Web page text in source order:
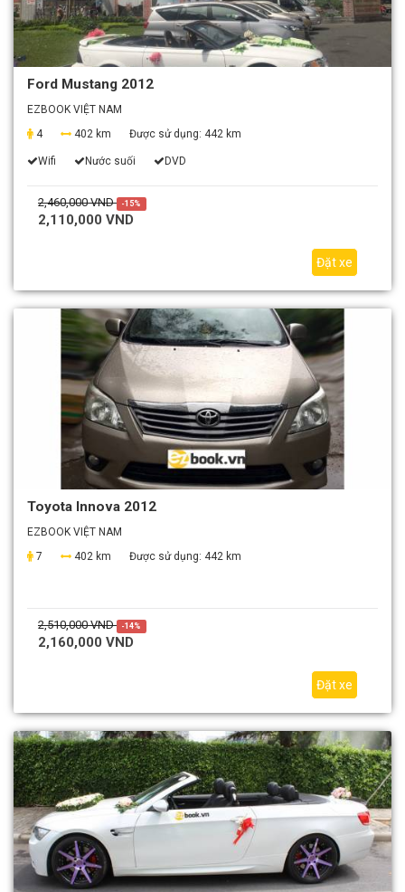
Ford Mustang 2012
EZBOOK VIỆT NAM
4
402 km Được sử dụng: 442 km
Wifi Nước suối DVD
2,460,000 VND -15%
2,110,000 VND
Đặt xe
Toyota Innova 2012
EZBOOK VIỆT NAM
7
402 km Được sử dụng: 442 km
2,510,000 VND -14%
2,160,000 VND
Đặt xe